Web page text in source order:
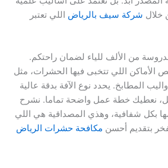
خلال شركة سيف بالرياض اللي تعتبر
من الألف للياء لضمان راحتكم.
الأماكن اللي تتخبى فيها الحشرات، مثل
المطابخ. يحدد نوع الآفة بدقة عالية
نعطيك خطة عمل واضحة تماما. نشرح
بكل شفافية، وهذي المصداقية هي اللي
بتقديم أحسن مكافحة حشرات الرياض